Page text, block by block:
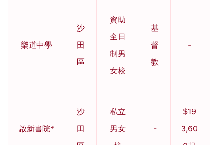
樂道中學
沙
田
區
資助
全日
制男
女校
基
督
教
-
啟新書院*
沙
田
私立
男女
-
$19
3,60